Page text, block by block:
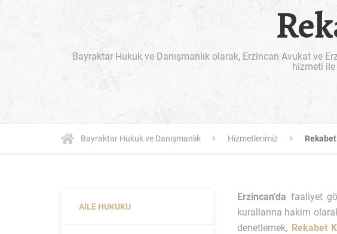
Bayraktar Hukuk ve Danışmanlık olarak, Erzincan Avukat ve
hizmeti ile
Bayraktar Hukuk ve Danışmanlık Hizmetlerimiz
Erzincan’da faaliyet
kurallarına hakim
denetlemek, Rekabet
AILE HUKUKU